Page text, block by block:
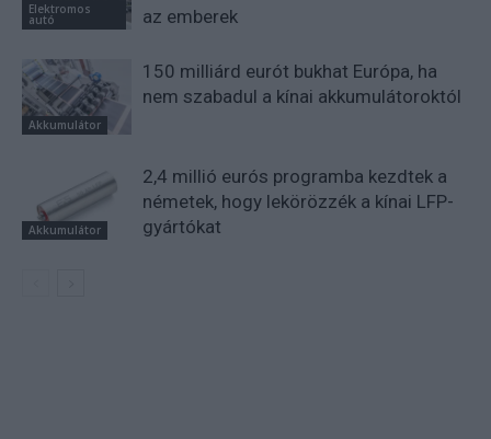
Elektromos
autó
az emberek
Akkumulátor
150 milliárd eurót bukhat Európa, ha
nem szabadul a kínai akkumulátoroktól
Akkumulátor
2,4 millió eurós programba kezdtek a
németek, hogy lekörözzék a kínai LFP-
gyártókat